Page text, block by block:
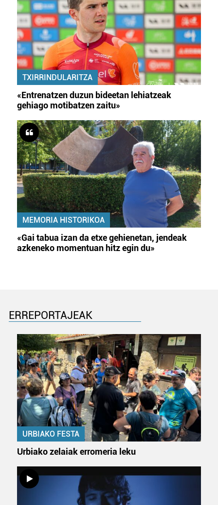
TXIRRINDULARITZA
«Entrenatzen duzun bideetan lehiatzeak
gehiago motibatzen zaitu»
MEMORIA HISTORIKOA
«Gai tabua izan da etxe gehienetan, jendeak
azkeneko momentuan hitz egin du»
ERREPORTAJEAK
URBIAKO FESTA
Urbiako zelaiak erromeria leku